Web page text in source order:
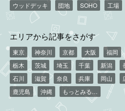
ウッドデッキ
団地 SOHO 工場
エリアから記事をさがす
東京 神奈川 京都 大阪 福岡
栃木
茨城 埼玉 千葉 新潟
石川
滋賀 奈良 兵庫 岡山
鹿児島
沖縄 もっとみる…